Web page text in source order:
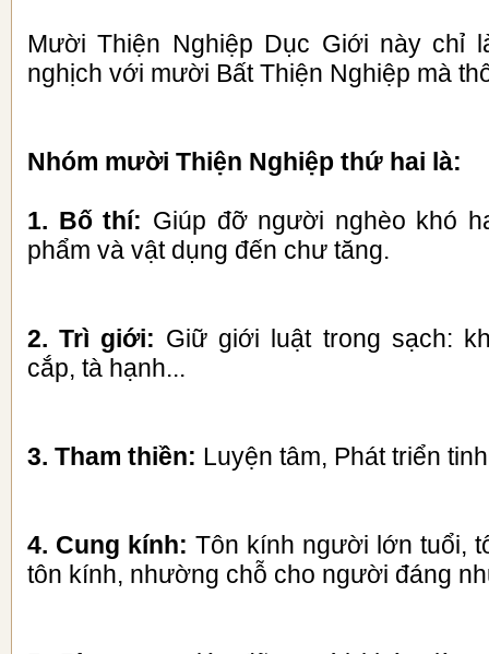
Mười Thiện Nghiệp Dục Giới này chỉ
nghịch với mười Bất Thiện Nghiệp mà
Nhóm mười Thiện Nghiệp thứ hai là:
1. Bố thí: Giúp đỡ người nghèo khó
phẩm và vật dụng đến chư tăng.
2. Trì giới: Giữ giới luật trong sạch:
cắp, tà hạnh...
3. Tham thiền: Luyện tâm, Phát triển
4. Cung kính: Tôn kính người lớn tuổi,
tôn kính, nhường chỗ cho người đáng